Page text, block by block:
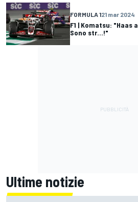
FORMULA 121 mar 2024
F1 | Komatsu:
Sono str...!"
Ultime notizie